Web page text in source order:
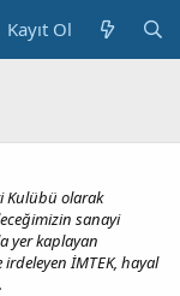
Kayıt Ol
Kulübü olarak
sanayi
yer kaplayan
İMTEK, hayal